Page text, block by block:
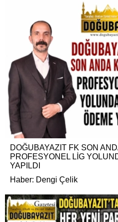
DOĞUBAYAZIT FK SON
PROFESYONEL LİG
YAPILDI
Haber: Dengi Çelik